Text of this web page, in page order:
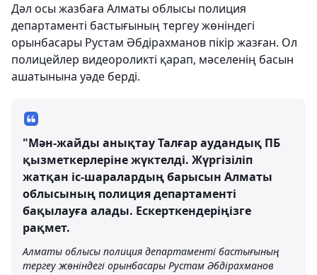
Дәл осы жазбаға Алматы облысы полиция
департаменті бастығының тергеу жөніндегі
орынбасары Рустам Әбдірахманов пікір жазған. Ол
полицейлер видеороликті қарап, мәселенің басын
ашатынына уәде берді.
"Мән-жайды анықтау Талғар аудандық ПБ
қызметкерлеріне жүктелді. Жүргізіліп
жатқан іс-шаралардың барысын Алматы
облысының полиция департаменті
бақылауға алады. Ескерткендеріңізге
рақмет.
Алматы облысы полиция департаменті бастығының
тергеу жөніндегі орынбасары Рустам Әбдірахманов